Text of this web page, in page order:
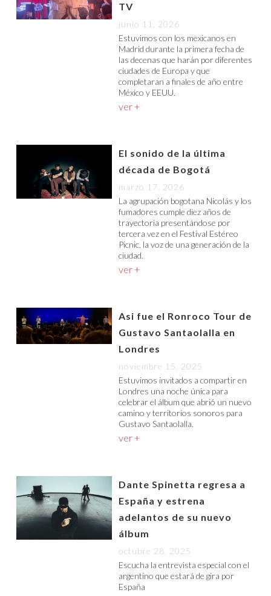
TV
junio 11, 2026
Estuvimos con los mexicanos en
Madrid durante la primera fecha de
las decenas que harán por diferentes
ciudades de Europa y que
completaran a finales de año entre
México y EEUU.
ver +
El sonido de la última
década de Bogotá
marzo 17, 2026
La agrupación bogotana Nicolás y los
fumadores cumple diez años de
trayectoria presentándose por
tercera vez en el Festival Estéreo
Picnic, la voz de una generación de la
ciudad.
ver +
Asi fue el Ronroco Tour de
Gustavo Santaolalla en
Londres
noviembre 15, 2025
Estuvimos invitados a compartir en
Londres una noche única para
celebrar el álbum que abrió un nuevo
camino y territorios sonoros para
Gustavo Santaolalla.
ver +
Dante Spinetta regresa a
España y estrena
adelantos de su nuevo
álbum
octubre 28, 2025
Escucha la entrevista especial con el
argentino que estará de gira por
España